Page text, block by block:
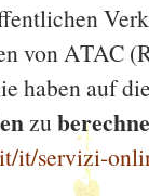
von ATAC
haben auf
zu
it/servizi-